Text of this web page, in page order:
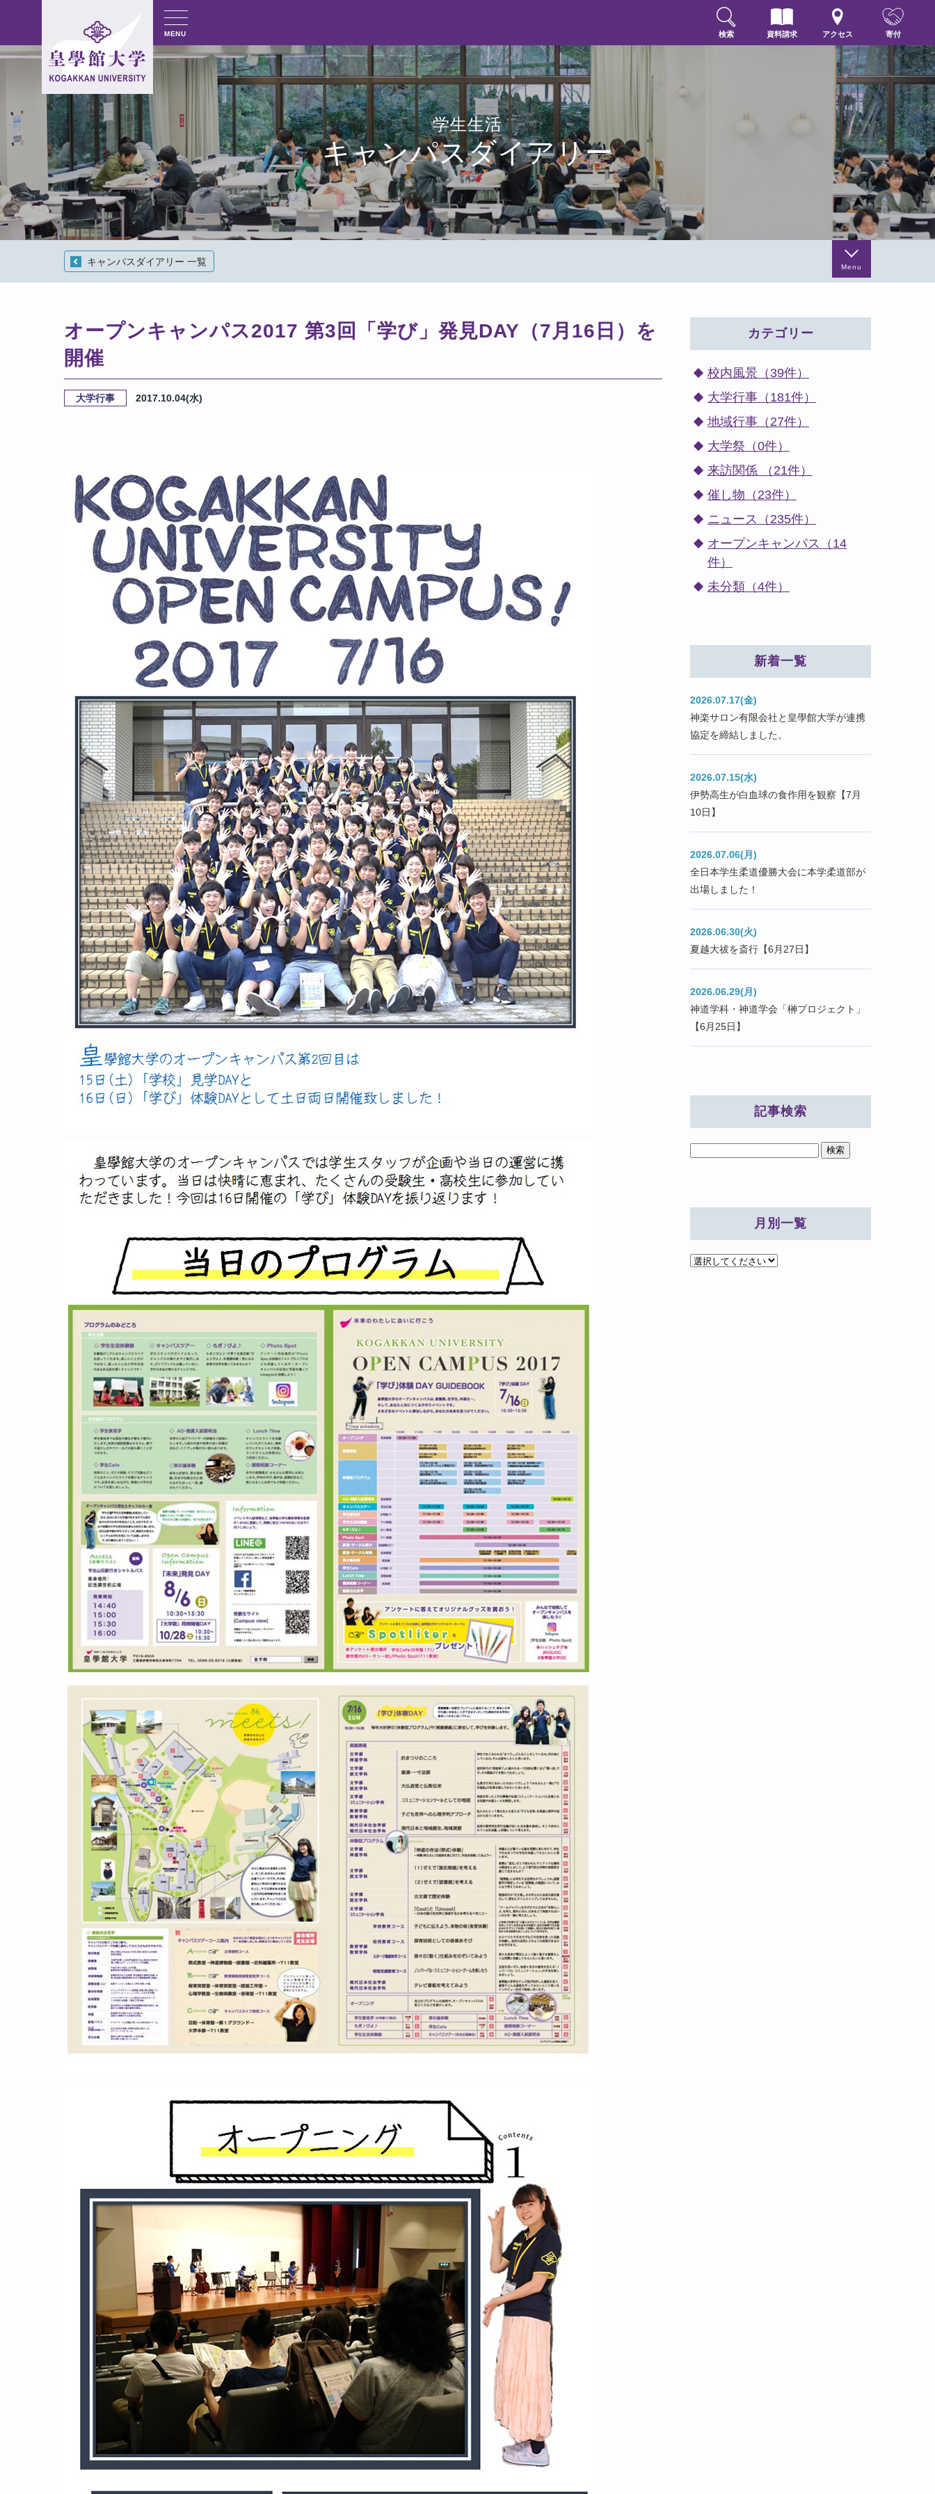
MENU 検索 資料請求 アクセス 寄付
キャンパスダイアリー
学生生活
キャンパスダイアリー 一覧 Menu
オープンキャンパス2017 第3回「学び」発見DAY（7月16日）を
開催
大学行事 2017.10.04(水)
カテゴリー
校内風景（39件）
大学行事（181件）
地域行事（27件）
大学祭（0件）
来訪関係 （21件）
催し物（23件）
ニュース（235件）
オープンキャンパス（14
件）
未分類（4件）
新着一覧
2026.07.17(金)
神楽サロン有限会社と皇學館大学が連携
協定を締結しました。
2026.07.15(水)
伊勢高生が白血球の食作用を観察【7月
10日】
2026.07.06(月)
全日本学生柔道優勝大会に本学柔道部が
出場しました！
2026.06.30(火)
夏越大祓を斎行【6月27日】
2026.06.29(月)
神道学科・神道学会「榊プロジェクト」
【6月25日】
記事検索
月別一覧